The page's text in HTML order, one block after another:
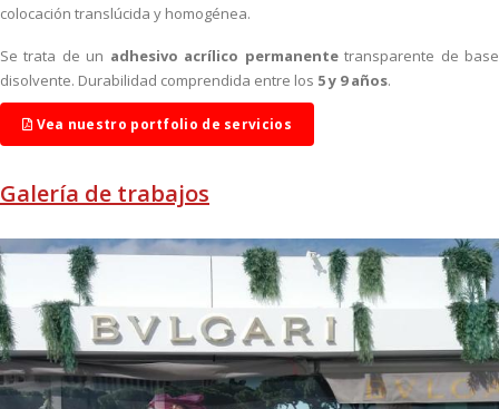
colocación translúcida y homogénea.
Se trata de un adhesivo acrílico permanentetransparente de base
disolvente. Durabilidad comprendida entre los 5 y 9 años.
Vea nuestro portfolio de servicios
Galería de trabajos